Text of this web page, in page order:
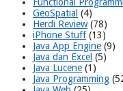
GeoSpatial (4)
Herdi Review(78)
iPhone Stuff(13)
Java App Engine (9)
Java dan Excel (5)
Java Lucene (1)
Java Programming